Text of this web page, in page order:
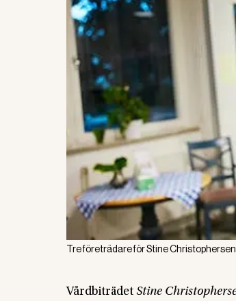
Tre företrädare för Stine
Vårdbiträdet Stine